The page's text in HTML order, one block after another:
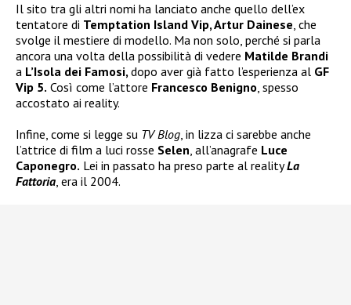
Il sito tra gli altri nomi ha lanciato anche quello dell’ex
tentatore di Temptation Island Vip, Artur Dainese, che
svolge il mestiere di modello. Ma non solo, perché si parla
ancora una volta della possibilità di vedere Matilde Brandi
a L’Isola dei Famosi,dopo aver già fatto l’esperienza al GF
Vip 5. Così come l’attore Francesco Benigno, spesso
accostato ai reality.
Infine, come si legge su TV Blog, in lizza ci sarebbe anche
l’attrice di film a luci rosse Selen, all’anagrafe Luce
Caponegro. Lei in passato ha preso parte al realityLa
Fattoria, era il 2004.